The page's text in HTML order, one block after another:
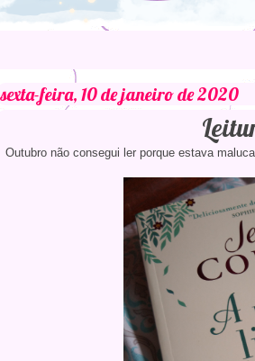
sexta-feira, 10 de janeiro de 2020
Outubro não consegui ler porque estava